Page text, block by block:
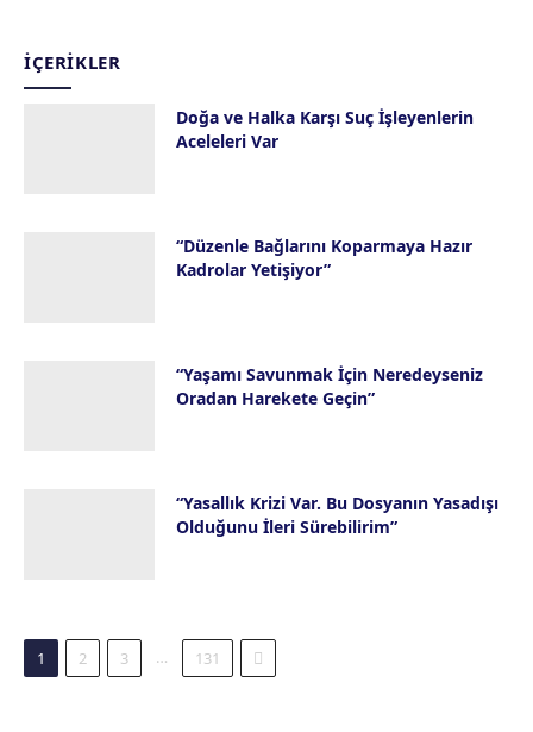
İÇERIKLER
Doğa ve Halka Karşı Suç İşleyenlerin
Aceleleri Var
“Düzenle Bağlarını Koparmaya Hazır
Kadrolar Yetişiyor”
“Yaşamı Savunmak İçin Neredeyseniz
Oradan Harekete Geçin”
“Yasallık Krizi Var. Bu Dosyanın Yasadışı
Olduğunu İleri Sürebilirim”
1 2 3 … 131 Next